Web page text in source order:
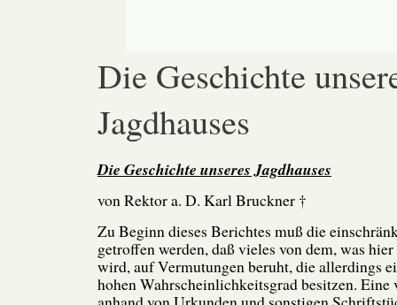
Die Geschichte
Jagdhauses
Die Geschichte unseres Jagdhauses
von Rektor a. D. Karl Bruckner †
Zu Beginn dieses Berichtes muß die
getroffen werden, daß vieles von dem, was
wird, auf Vermutungen beruht, die allerdings
hohen Wahrscheinlichkeitsgrad besitzen.